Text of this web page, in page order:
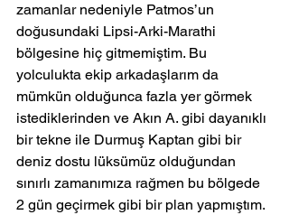
zamanlar nedeniyle Patmos’un
doğusundaki Lipsi-Arki-Marathi
bölgesine hiç gitmemiştim. Bu
yolculukta ekip arkadaşlarım da
mümkün olduğunca fazla yer görmek
istediklerinden ve Akın A. gibi dayanıklı
bir tekne ile Durmuş Kaptan gibi bir
deniz dostu lüksümüz olduğundan
sınırlı zamanımıza rağmen bu bölgede
2 gün geçirmek gibi bir plan yapmıştım.